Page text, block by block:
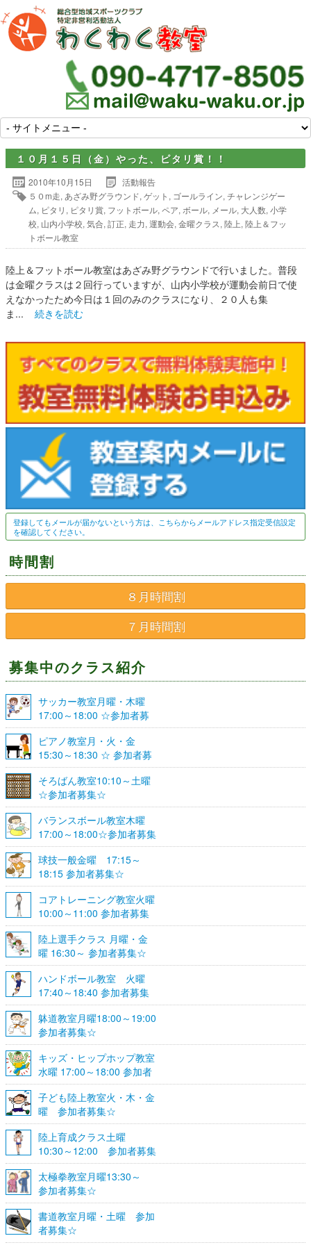
１０月１５日（金）やった、ピタリ賞！！
2010年10月15日
活動報告
５０m走, あざみ野グラウンド, ゲット , ゴールライン, チャレンジゲー
ム, ピタリ , ピタリ賞, フットボール, ペア, ボール, メール, 大人数, 小学
校, 山内小学校, 気合, 訂正, 走力, 運動会, 金曜クラス, 陸上, 陸上＆フッ
トボール教室
陸上＆フットボール教室はあざみ野グラウンドで行いました。普段
は金曜クラスは２回行っていますが、山内小学校が運動会前日で使
えなかったため今日は１回のみのクラスになり、２０人も集
ま... 続きを読む
登録してもメールが届かないという方は、こちらからメールアドレス指定受信設定
を確認してください。
時間割
８月時間割
７月時間割
募集中のクラス紹介
サッカー教室月曜・木曜
17:00～18:00 ☆参加者募
集☆
ピアノ教室月・火・金
15:30～18:30 ☆ 参加者募
集☆
そろばん教室10:10～土曜
☆参加者募集☆
バランスボール教室木曜
17:00～18:00☆参加者募集
☆
球技一般金曜 17:15～
18:15 参加者募集☆
コアトレーニング教室火曜
10:00～11:00 参加者募集
陸上選手クラス 月曜・金
曜 16:30～ 参加者募集☆
ハンドボール教室 火曜
17:40～18:40 参加者募集
☆
躰道教室月曜18:00～19:00
参加者募集☆
キッズ・ヒップホップ教室
水曜 17:00～18:00 参加者
募集☆
子ども陸上教室火・木・金
曜 参加者募集☆
陸上育成クラス土曜
10:30～12:00 参加者募集
☆
太極拳教室月曜13:30～
参加者募集☆
書道教室月曜・土曜 参加
者募集☆